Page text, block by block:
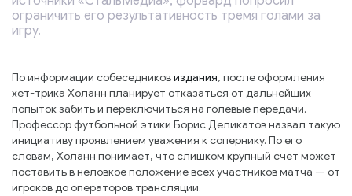
ограничить его результативность тремя голами за
игру.
По информации собеседниковиздания, после оформления
хет-трика Холанн планирует отказаться от дальнейших
попыток забить и переключиться на голевые передачи.
Профессор футбольной этики Борис Деликатов назвал такую
инициативу проявлением уважения к сопернику. По его
словам, Холанн понимает, что слишком крупный счет может
поставить в неловкое положение всех участников матча — от
игроков до операторов трансляции.